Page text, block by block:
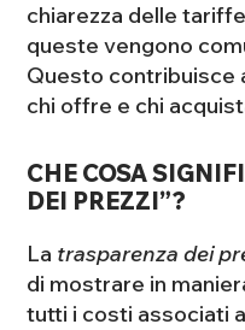
chiarezza delle
queste vengono
Questo contribuisce
chi offre e chi
CHE COSA
DEI PREZZI”?
La trasparenza dei
di mostrare in
tutti i costi associati